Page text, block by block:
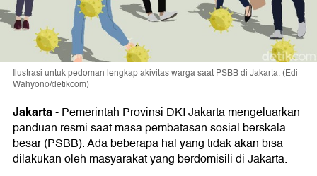
Ilustrasi untuk pedoman lengkap akivitas warga saat PSBB di Jakarta. (Edi
Wahyono/detikcom)
Jakarta-Pemerintah Provinsi DKI Jakarta mengeluarkan
panduan resmi saat masa pembatasan sosial berskala
besar (PSBB). Ada beberapa hal yang tidak akan bisa
dilakukan oleh masyarakat yang berdomisili di Jakarta.